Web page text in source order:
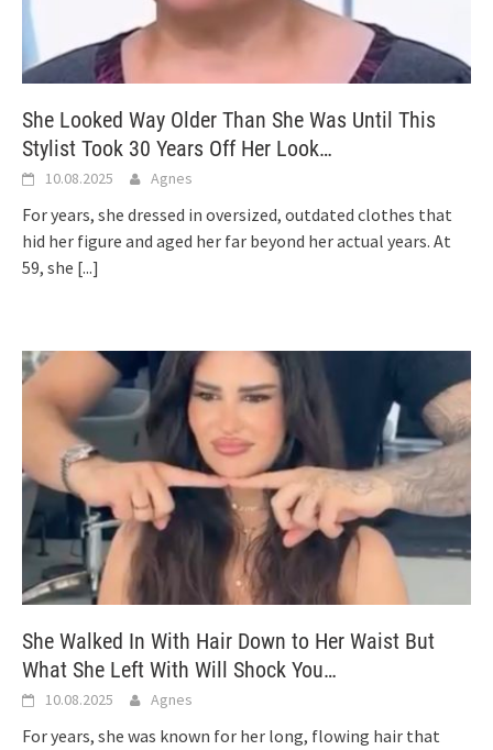
She Looked Way Older Than She Was Until This
Stylist Took 30 Years Off Her Look…
10.08.2025 Agnes
For years, she dressed in oversized, outdated clothes that
hid her figure and aged her far beyond her actual years. At
59, she [...]
She Walked In With Hair Down to Her Waist But
What She Left With Will Shock You…
10.08.2025 Agnes
For years, she was known for her long, flowing hair that